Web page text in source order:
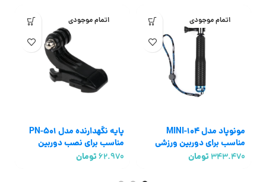
اتمام موجودی
مونوپاد مدل MINI-104
مناسب برای دوربین ورزشی
گوپرو
343.470تومان
اتمام موجودی
پایه نگهدارنده مدل PN-501
مناسب برای نصب دوربین
ورزشی گوپرو
62.970تومان